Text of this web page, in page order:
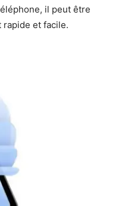
il peut être
rapide et facile.